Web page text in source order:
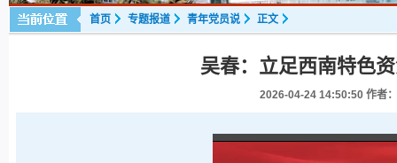
首页 专题报道 青年党员说 正文
吴春：立足西南特色
2026-04-24 14:50:50作者